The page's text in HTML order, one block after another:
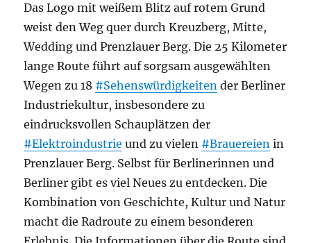
Das Logo mit weißem Blitz auf rotem Grund
weist den Weg quer durch Kreuzberg, Mitte,
Wedding und Prenzlauer Berg. Die 25 Kilometer
lange Route führt auf sorgsam ausgewählten
Wegen zu 18 #Sehenswürdigkeiten der Berliner
Industriekultur, insbesondere zu
eindrucksvollen Schauplätzen der
#Elektroindustrie und zu vielen #Brauereien in
Prenzlauer Berg. Selbst für Berlinerinnen und
Berliner gibt es viel Neues zu entdecken. Die
Kombination von Geschichte, Kultur und Natur
macht die Radroute zu einem besonderen